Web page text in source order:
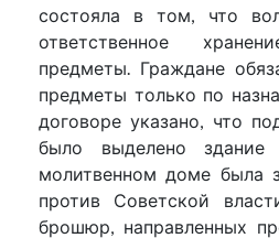
состояла в том, что
ответственное
предметы. Граждане
предметы только по
договоре указано, что
было выделено
молитвенном доме была
против Советской
брошюр, направленных